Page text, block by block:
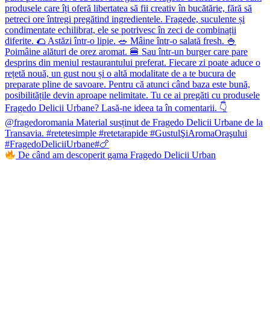
De când am descoperit gama Fragedo Delicii Urban